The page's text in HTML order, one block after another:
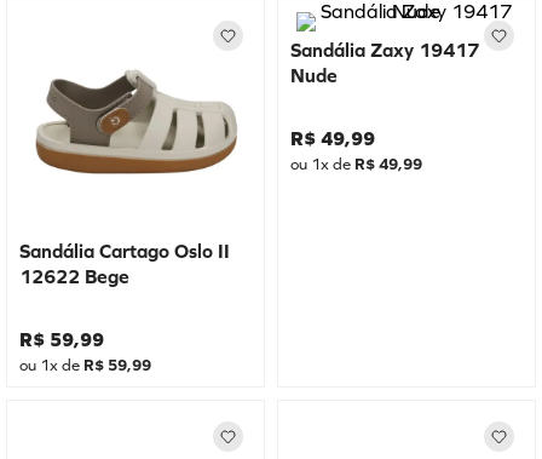
Sandália Cartago Oslo II
12622 Bege
R$ 59,99
ou 1x de R$ 59,99
Sandália Zaxy 19417
Nude
R$ 49,99
ou 1x de R$49,99